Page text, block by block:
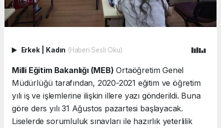
Erkek Kadın (Haberi Sesli Oku)
Milli Eğitim Bakanlığı (MEB) Ortaöğretim Genel
Müdürlüğü tarafından, 2020-2021 eğitim ve öğretim
yılı iş ve işlemlerine ilişkin illere yazı gönderildi. Buna
göre ders yılı 31 Ağustos pazartesi başlayacak.
Liselerde sorumluluk sınavları ile hazırlık yeterlilik